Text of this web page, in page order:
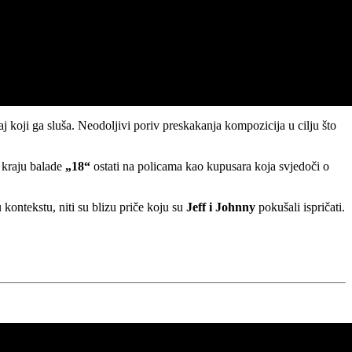
koji ga sluša. Neodoljivi poriv preskakanja kompozicija u cilju što
balade „18“ ostati na policama kao kupusara koja svjedoči o
kontekstu, niti su blizu priče koju su Jeff i Johnny pokušali ispričati.